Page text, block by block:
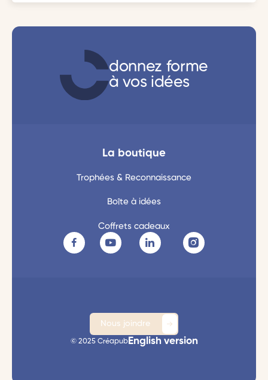
donnez forme
à vos idées
La boutique
Trophées & Reconnaissance
Boîte à idées
Coffrets cadeaux
Nous joindre
© 2025 CréapubEnglish version